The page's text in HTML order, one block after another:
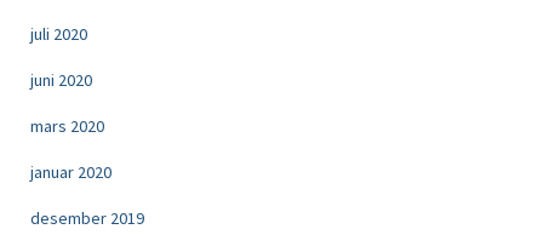
juli 2020
juni 2020
mars 2020
januar 2020
desember 2019